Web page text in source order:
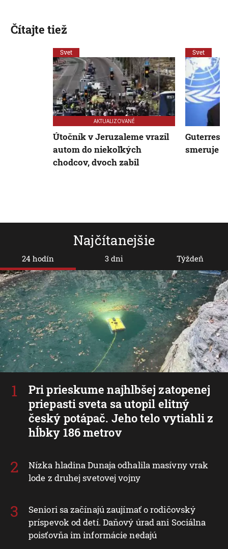
Najčítanejšie
24 hodín
Pri prieskume najhlbšej zatopenej
priepasti sveta sa utopil elitný
český potápač. Jeho telo vytiahli z
hĺbky 186 metrov
Nízka hladina Dunaja odhalila masívny vrak
lode z druhej svetovej vojny
Seniori sa začínajú zaujímať o rodičovský
príspevok od detí. Daňový úrad ani Sociálna
poisťovňa im informácie nedajú
3 dni Týždeň
Čítajte tiež
Svet
AKTUALIZOVANÉ
Útočník v Jeruzaleme vrazil
autom do niekoľkých
chodcov, dvoch zabil
Svet
Guterres
smeruje